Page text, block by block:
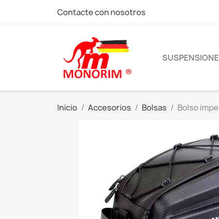
Contacte con nosotros
Inicio Accesorios Bolsas Bolso